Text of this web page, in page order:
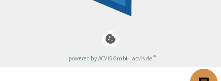
cookie
powered by ACVIS GmbH, acvis.de®